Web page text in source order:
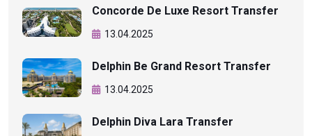
Concorde De Luxe Resort Transfer
13.04.2025
Delphin Be Grand Resort Transfer
13.04.2025
Delphin Diva Lara Transfer